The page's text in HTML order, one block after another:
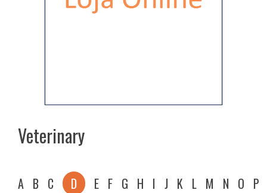
Veterinary
A B C D E F G H I J K L M N O P